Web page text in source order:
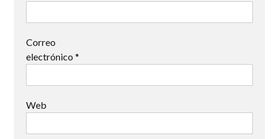
Correo
electrónico *
Web